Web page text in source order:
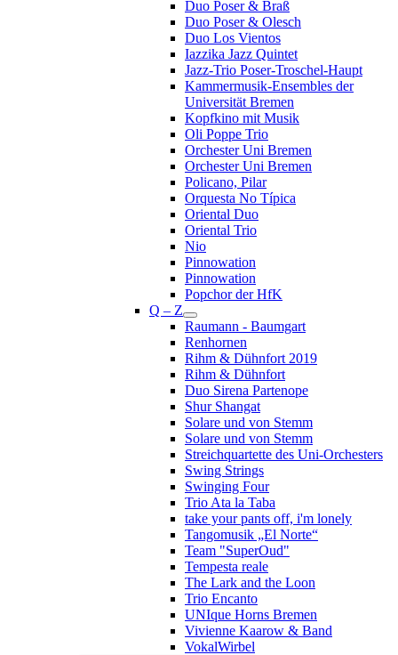
Duo Poser & Braß
Duo Poser & Olesch
Duo Los Vientos
Iazzika Jazz Quintet
Jazz-Trio Poser-Troschel-Haupt
Kammermusik-Ensembles der
Universität Bremen
Kopfkino mit Musik
Oli Poppe Trio
Orchester Uni Bremen
Orchester Uni Bremen
Policano, Pilar
Orquesta No Típica
Oriental Duo
Oriental Trio
Nio
Pinnowation
Pinnowation
Popchor der HfK
Q – Z
Raumann - Baumgart
Renhornen
Rihm & Dühnfort 2019
Rihm & Dühnfort
Duo Sirena Partenope
Shur Shangat
Solare und von Stemm
Solare und von Stemm
Streichquartette des Uni-Orchesters
Swing Strings
Swinging Four
Trio Ata la Taba
take your pants off, i'm lonely
Tangomusik „El Norte“
Team "SuperOud"
Tempesta reale
The Lark and the Loon
Trio Encanto
UNIque Horns Bremen
Vivienne Kaarow & Band
VokalWirbel